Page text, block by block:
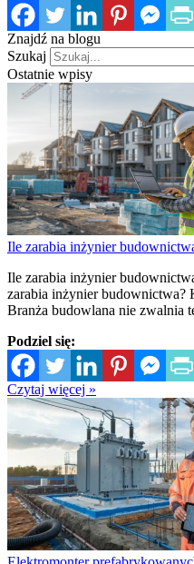
Znajdź na blogu
Szukaj
Ostatnie wpisy
Ile zarabia inżynier
Ile zarabia inżynier
zarabia inżynier budownictwa?
Branża budowlana nie zwalnia
Podziel się:
Czytaj więcej »